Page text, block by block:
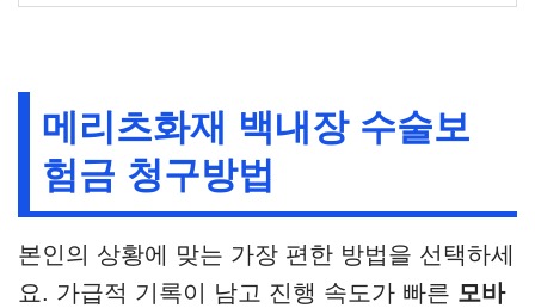
메리츠화재 백내장 수술보
험금 청구방법
본인의 상황에 맞는 가장 편한 방법을 선택하세
요. 가급적 기록이 남고 진행 속도가 빠른 모바